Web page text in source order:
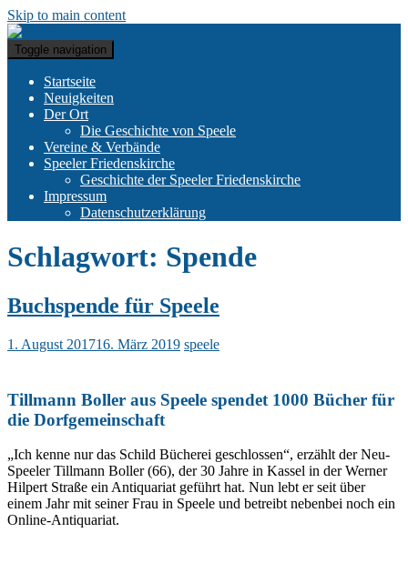
Skip to main content
Toggle navigation
Startseite
Neuigkeiten
Der Ort
Die Geschichte von Speele
Vereine & Verbände
Speeler Friedenskirche
Geschichte der Speeler Friedenskirche
Impressum
Datenschutzerklärung
Schlagwort: Spende
Buchspende für Speele
1. August 201716. März 2019 speele
Tillmann Boller aus Speele spendet 1000 Bücher für
die Dorfgemeinschaft
„Ich kenne nur das Schild Bücherei geschlossen“, erzählt der Neu-
Speeler Tillmann Boller (66), der 30 Jahre in Kassel in der Werner
Hilpert Straße ein Antiquariat geführt hat. Nun lebt er seit über
einem Jahr mit seiner Frau in Speele und betreibt nebenbei noch ein
Online-Antiquariat.